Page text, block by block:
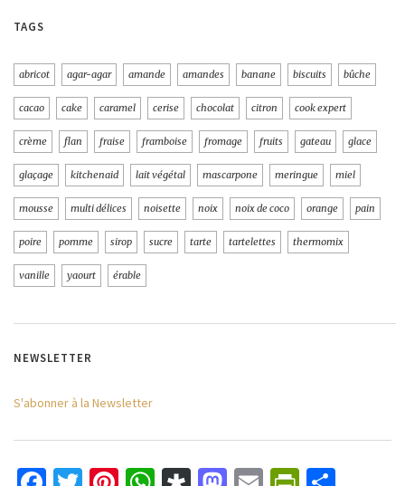
TAGS
abricot agar-agar amande amandes banane biscuits bûche
cacao cake caramel cerise chocolat citron cook expert
crème flan fraise framboise fromage fruits gateau glace
glaçage kitchenaid lait végétal mascarpone meringue miel
mousse multi délices noisette noix noix de coco orange pain
poire pomme sirop sucre tarte tartelettes thermomix
vanille yaourt érable
NEWSLETTER
S'abonner à la Newsletter